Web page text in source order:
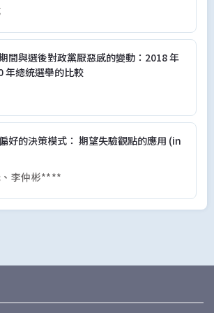
間與選後對政黨厭惡感的變動：2018 年
年總統選舉的比較
好的決策模式： 期望失驗觀點的應用 (in
李仲彬****